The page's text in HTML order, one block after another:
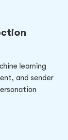
learning
and sender